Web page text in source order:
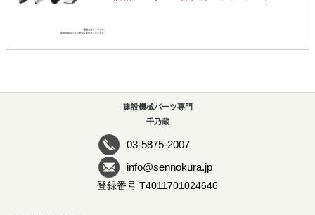
建設機械パーツ専門
千乃蔵
03-5875-2007
info@sennokura.jp
登録番号 T4011701024646